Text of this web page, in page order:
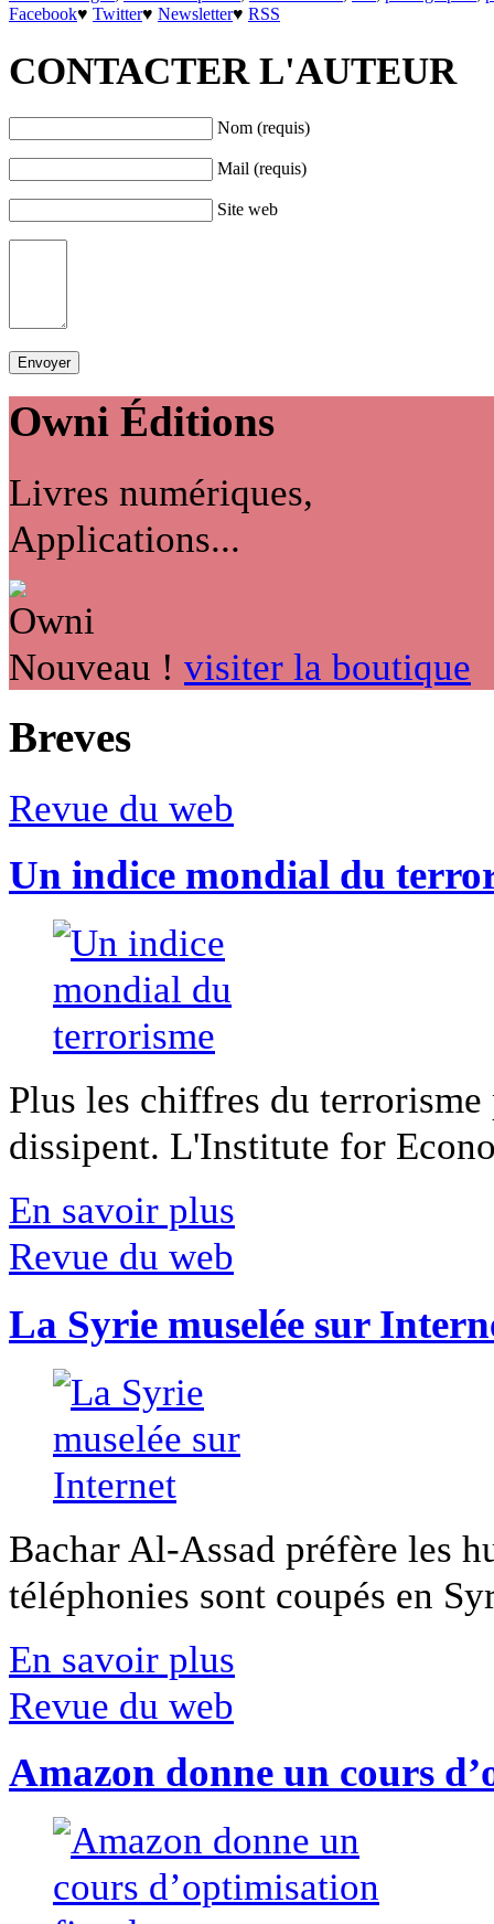
Facebook♥ Twitter♥ Newsletter♥ RSS
CONTACTER L'AUTEUR
Nom (requis)
Mail (requis)
Site web
Owni Éditions
Livres numériques,
Applications...
Nouveau ! visiter la boutique
Breves
Revue du web
Un indice mondial du
Plus les chiffres du
dissipent. L'Institute for
En savoir plus
Revue du web
La Syrie muselée sur
Bachar Al-Assad préfère les
téléphonies sont coupés en
En savoir plus
Revue du web
Amazon donne un cours